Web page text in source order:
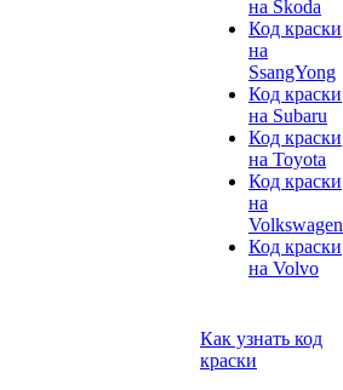
на Skoda
Код краски
на
SsangYong
Код краски
на Subaru
Код краски
на Toyota
Код краски
на
Volkswagen
Код краски
на Volvo
Как узнать код
краски